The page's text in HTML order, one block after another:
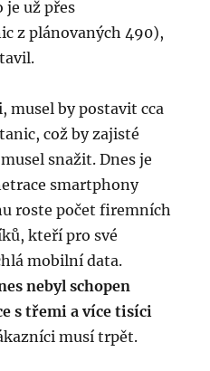
je už přes
z plánovaných 490),
musel by postavit cca
což by zajisté
snažit. Dnes je
smartphony
roste počet firemních
kteří pro své
mobilní data.
nebyl schopen
s třemi a více tisíci
musí trpět.